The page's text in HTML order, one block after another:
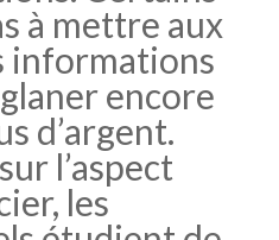
à mettre aux
informations
encore
d’argent.
l’aspect
les